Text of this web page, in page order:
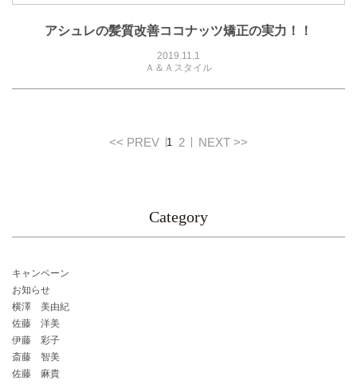
アシュレの髪質改善ココナッツ矯正の実力！！
2019.11.1
Ａ＆Ａスタイル
<< PREV 1 2 NEXT >>
Category
キャンペーン
お知らせ
横澤 美由紀
佐藤 洋美
伊藤 彩子
斎藤 智美
佐藤 麻貴